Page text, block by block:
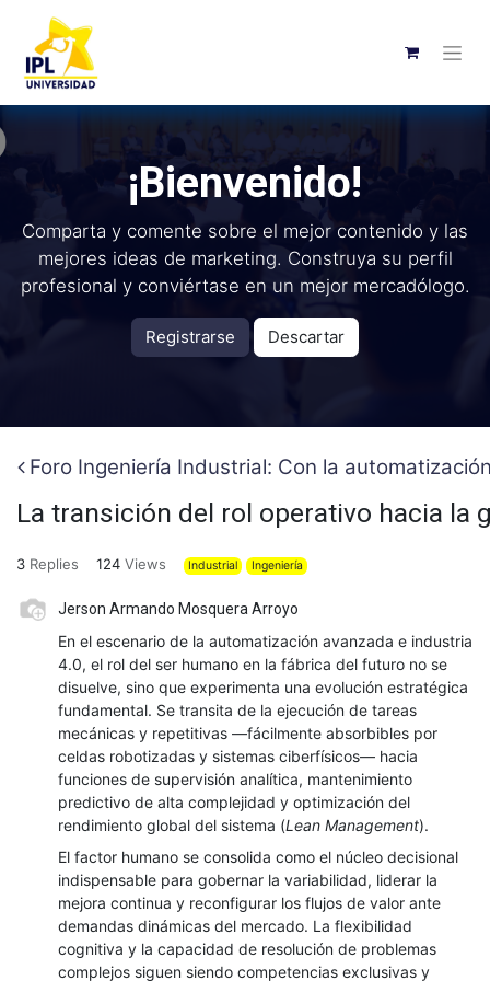
¡Bienvenido!
Comparta y comente sobre el mejor contenido y las
mejores ideas de marketing. Construya su perfil
profesional y conviértase en un mejor mercadólogo.
Registrarse Descartar
Foro Ingeniería Industrial: Con la
La transición del rol operativo hacia
3 Replies 124 Views Industrial Ingeniería
Jerson Armando Mosquera Arroyo
En el escenario de la automatización avanzada e industria
4.0, el rol del ser humano en la fábrica del futuro no se
disuelve, sino que experimenta una evolución estratégica
fundamental. Se transita de la ejecución de tareas
mecánicas y repetitivas —fácilmente absorbibles por
celdas robotizadas y sistemas ciberfísicos— hacia
funciones de supervisión analítica, mantenimiento
predictivo de alta complejidad y optimización del
rendimiento global del sistema (Lean Management).
El factor humano se consolida como el núcleo decisional
indispensable para gobernar la variabilidad, liderar la
mejora continua y reconfigurar los flujos de valor ante
demandas dinámicas del mercado. La flexibilidad
cognitiva y la capacidad de resolución de problemas
complejos siguen siendo competencias exclusivas y